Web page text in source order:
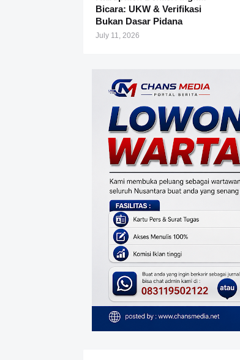
Bicara: UKW & Verifikasi
Bukan Dasar Pidana
July 11, 2026